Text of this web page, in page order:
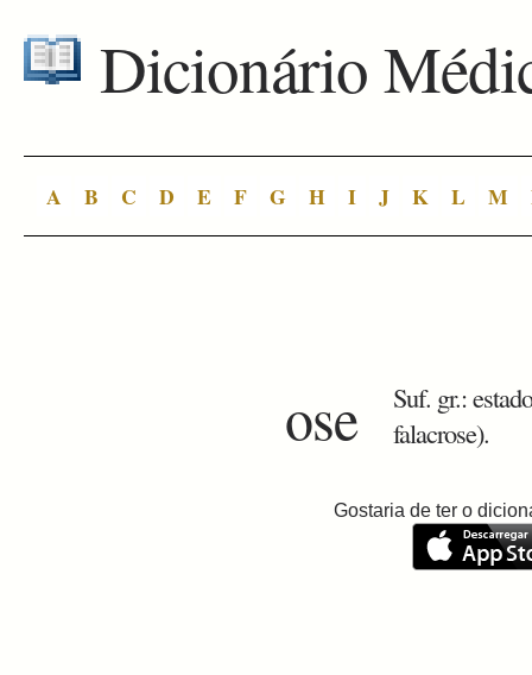
Dicionário
A B C D E F G H I J K L M
ose
Suf. gr.:
falacrose).
Gostaria de ter o